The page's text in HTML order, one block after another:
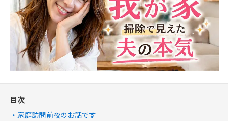
目次
家庭訪問前夜のお話です